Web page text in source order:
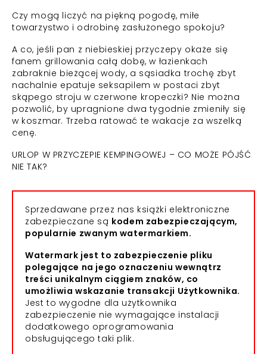
Czy mogą liczyć na piękną pogodę, miłe
towarzystwo i odrobinę zasłużonego spokoju?
A co, jeśli pan z niebieskiej przyczepy okaże się
fanem grillowania całą dobę, w łazienkach
zabraknie bieżącej wody, a sąsiadka trochę zbyt
nachalnie epatuje seksapilem w postaci zbyt
skąpego stroju w czerwone kropeczki? Nie można
pozwolić, by upragnione dwa tygodnie zmieniły się
w koszmar. Trzeba ratować te wakacje za wszelką
cenę.
URLOP W PRZYCZEPIE KEMPINGOWEJ – CO MOŻE PÓJŚĆ
NIE TAK?
Sprzedawane przez nas książki elektroniczne
zabezpieczane są kodem zabezpieczającym,
popularnie zwanym watermarkiem.
Watermark jest to zabezpieczenie pliku
polegające na jego oznaczeniu wewnątrz
treści unikalnym ciągiem znaków, co
umożliwia wskazanie transakcji Użytkownika.
Jest to wygodne dla użytkownika
zabezpieczenie nie wymagające instalacji
dodatkowego oprogramowania
obsługującego taki plik.